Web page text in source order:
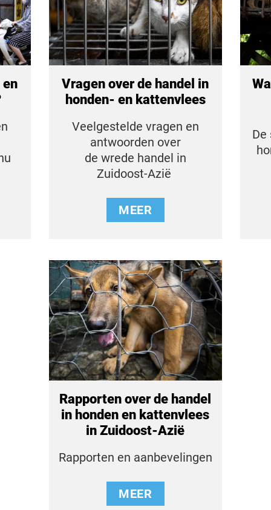
en
Vragen over de handel in
honden- en kattenvlees
Veelgestelde vragen en
antwoorden over
de wrede handel in
Zuidoost-Azië
MEER
De
Rapporten over de handel
in honden en kattenvlees
in Zuidoost-Azië
Rapporten en aanbevelingen
MEER